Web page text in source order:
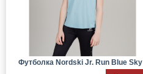
Футболка Nordski Jr. Run Blue Sky